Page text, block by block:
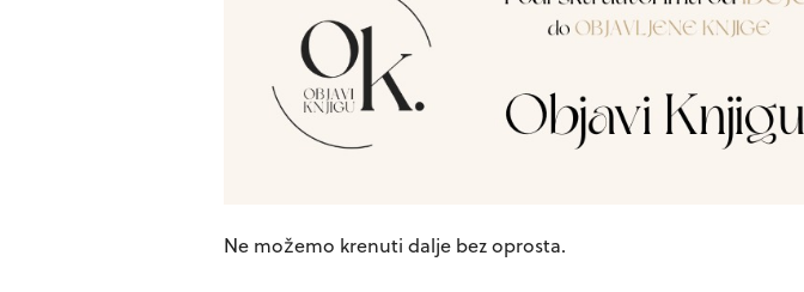
Ne možemo krenuti dalje bez oprosta.